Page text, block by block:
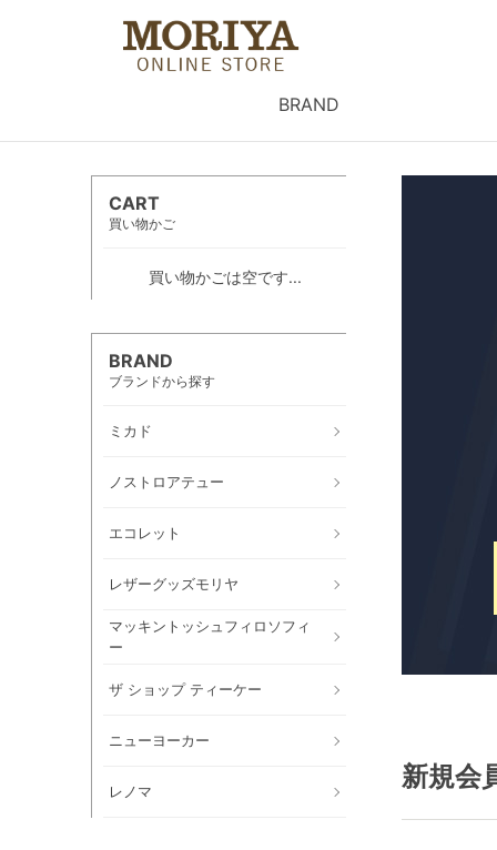
BRAND
CART
買い物かご
買い物かごは空です...
BRAND
ブランドから探す
ミカド
ノストロアテュー
エコレット
レザーグッズモリヤ
マッキントッシュフィロソフィ
ー
ザ ショップ ティーケー
ニューヨーカー
レノマ 新規会